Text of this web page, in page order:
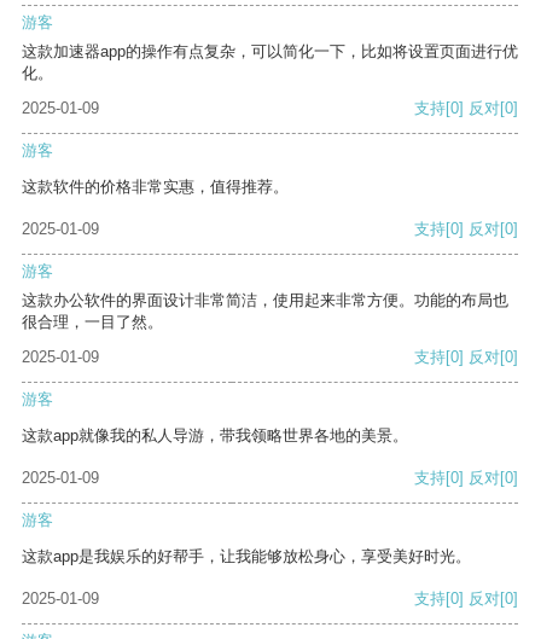
游客
这款加速器app的操作有点复杂，可以简化一下，比如将设置页面进行优
化。
2025-01-09
支持[0] 反对[0]
游客
这款软件的价格非常实惠，值得推荐。
2025-01-09 支持[0] 反对[0]
游客
这款办公软件的界面设计非常简洁，使用起来非常方便。功能的布局也
很合理，一目了然。
2025-01-09
支持[0] 反对[0]
游客
这款app就像我的私人导游，带我领略世界各地的美景。
2025-01-09 支持[0] 反对[0]
游客
这款app是我娱乐的好帮手，让我能够放松身心，享受美好时光。
2025-01-09 支持[0] 反对[0]